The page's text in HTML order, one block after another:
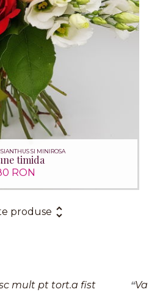
SI MINIROSA
timida
RON
produse
mult pt tort.a fist